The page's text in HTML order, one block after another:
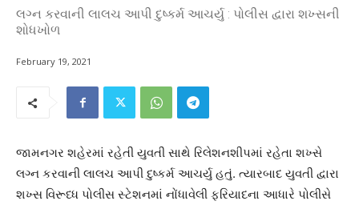
લગ્ન કરવાની લાલચ આપી દુષ્કર્મ આચર્યુ : પોલીસ દ્વારા શખ્સની
શોધખોળ
February 19, 2021
જામનગર શહેરમાં રહેતી યુવતી સાથે રિલેશનશીપમાં રહેતા શખ્સે
લગ્ન કરવાની લાલચ આપી દુષ્કર્મ આચર્યુ હતું. ત્યારબાદ યુવતી દ્વારા
શખ્સ વિરૂધ્ધ પોલીસ સ્ટેશનમાં નોંધાવેલી ફરિયાદના આધારે પોલીસે